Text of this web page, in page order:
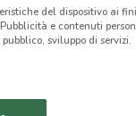
per
Oltre
del dispositivo ai fini
e contenuti
sviluppo di servizi.